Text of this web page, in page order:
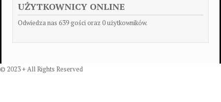
UŻYTKOWNICY ONLINE
Odwiedza nas 639 gości oraz 0 użytkowników.
© 2023 + All Rights Reserved